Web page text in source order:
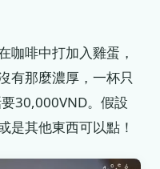
咖啡中打加入雞蛋，
有那麼濃厚，一杯只
30,000VND。假設
是其他東西可以點！